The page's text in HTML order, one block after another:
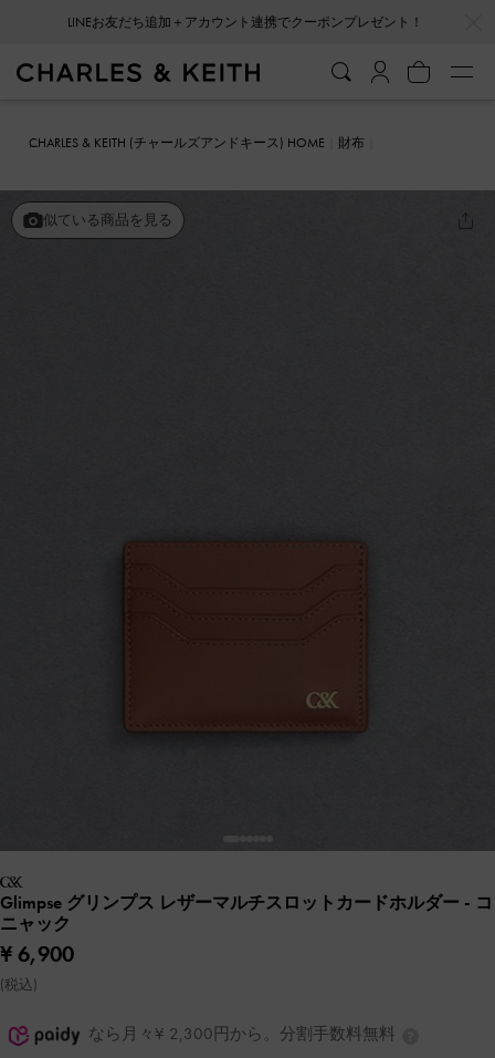
LINEお友だち追加＋アカウント連携でクーポンプレゼント！
CHARLES & KEITH (チャールズアンドキース) HOME
財布
似ている商品を見る
Glimpse グリンプス レザーマルチスロットカードホルダー - コ
ニャック
¥ 6,900
(税込)
なら月々¥ 2,300円から。分割手数料無料